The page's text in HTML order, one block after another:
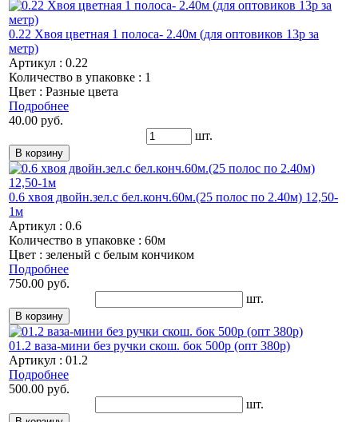
0.22 Хвоя цветная 1 полоса- 2.40м (для оптовиков 13р за
метр)
Артикул : 0.22
Количество в упаковке : 1
Цвет : Разные цвета
Подробнее
40.00 руб.
шт.
0.6 хвоя двойн.зел.с бел.конч.60м.(25 полос по 2.40м) 12,50-
1м
Артикул : 0.6
Количество в упаковке : 60м
Цвет : зеленый с белым кончиком
Подробнее
750.00 руб.
шт.
01.2 ваза-мини без ручки скош. бок 500р (опт 380р)
Артикул : 01.2
Подробнее
500.00 руб.
шт.